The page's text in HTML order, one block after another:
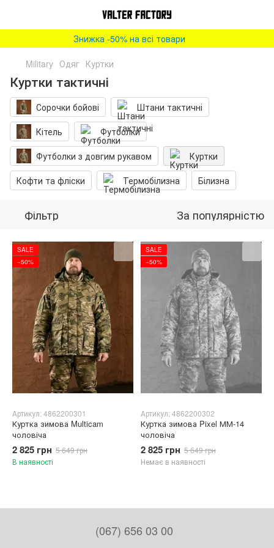
Знижка -50% на всі товари
Military Одяг Куртки
Куртки тактичні
Сорочки бойові
Штани тактичні
Кітель
Футболки
Футболки з довгим рукавом
Куртки
Кофти та фліски
Термобілизна Білизна
Фільтр За популярністю
SALE
−50%
Артикул: 4862200301
Куртка зимова Multicam
чоловіча
2 825 грн 5 649 грн
В наявності
SALE
−50%
Артикул: 4862200302
Куртка зимова Pixel ММ-14
чоловіча
2 825 грн 5 649 грн
Немає в наявності
(067) 656 03 00